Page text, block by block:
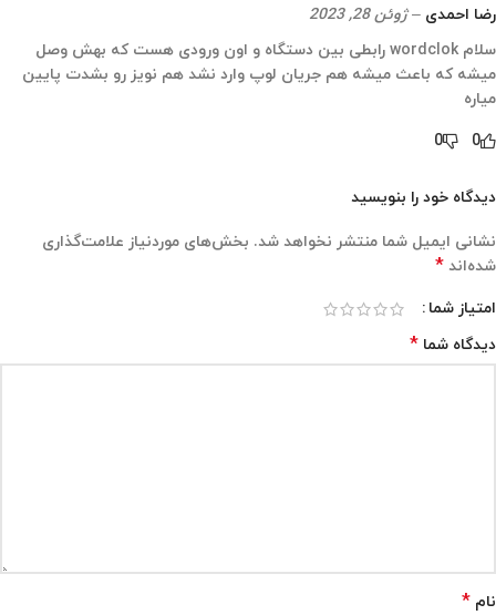
رضا احمدی – ژوئن 28, 2023
سلام wordclok رابطی بین دستگاه و اون ورودی هست که بهش وصل
میشه که باعث میشه هم جریان لوپ وارد نشد هم نویز رو بشدت پایین
میاره
0
0
دیدگاه خود را بنویسید
نشانی ایمیل شما منتشر نخواهد شد. بخش‌های موردنیاز علامت‌گذاری
شده‌اند *
امتیاز شما
دیدگاه شما *
نام *